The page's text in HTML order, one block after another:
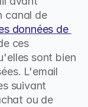
canal de
données de
ces
sont bien
L'email
suivant
ou de